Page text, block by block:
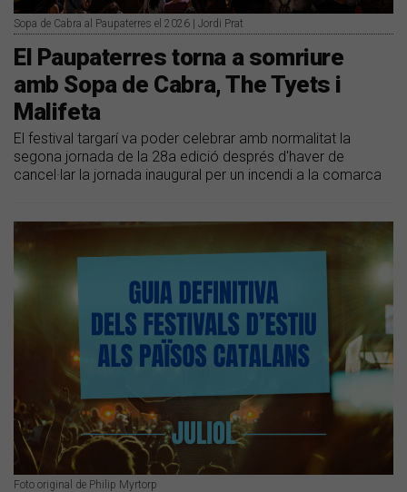
Sopa de Cabra al Paupaterres el 2026 | Jordi Prat
El Paupaterres torna a somriure
amb Sopa de Cabra, The Tyets i
Malifeta
El festival targarí va poder celebrar amb normalitat la
segona jornada de la 28a edició després d'haver de
cancel·lar la jornada inaugural per un incendi a la comarca
Foto original de Philip Myrtorp